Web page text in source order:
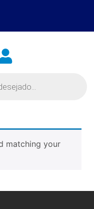
matching your